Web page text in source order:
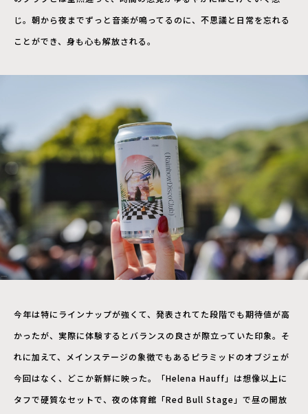
じ。朝から夜までずっと音楽が鳴ってるのに、不思議と日常を忘れる
ことができ、身も心も解放される。
今年は特にラインナップが強くて、発表されてた段階でも期待値が高
かったが、実際に体験するとバランスの良さが際立っていた印象。そ
れに加えて、メインステージの象徴でもあるピラミッドのオブジェが
今回はなく、どこか新鮮に映った。「Helena Hauff」は想像以上に
タフで硬質なセットで、夜の体育館「Red Bull Stage」で昼の開放